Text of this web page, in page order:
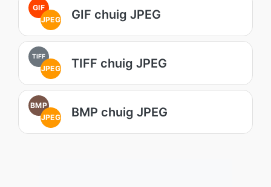
GIF
JPEG
GIF chuig JPEG
TIFF
JPEG TIFF chuig JPEG
BMP
JPEG
BMP chuig JPEG